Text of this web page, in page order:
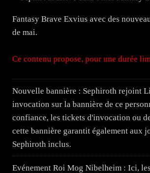
Fantasy Brave Exvius avec des
de mai.
Ce contenu propose, pour une durée
Nouvelle bannière : Sephiroth rejoint
invocation sur la bannière de ce
confiance, les tickets d'invocation ou
cette bannière garantit également aux
Sephiroth inclus.
Evénement Roi Mog Nibelheim : Ici,